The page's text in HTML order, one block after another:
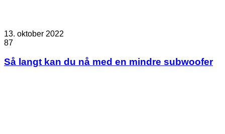
13. oktober 2022
87
Så langt kan du nå med en mindre subwoofer